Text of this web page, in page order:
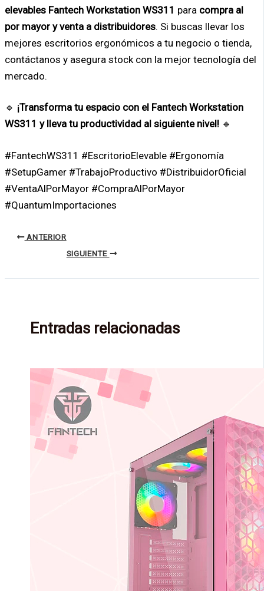
elevables Fantech Workstation WS311 para compra al
por mayor y venta a distribuidores. Si buscas llevar los
mejores escritorios ergonómicos a tu negocio o tienda,
contáctanos y asegura stock con la mejor tecnología del
mercado.
🔹 ¡Transforma tu espacio con el Fantech Workstation
WS311 y lleva tu productividad al siguiente nivel! 🔹
#FantechWS311 #EscritorioElevable #Ergonomía
#SetupGamer #TrabajoProductivo #DistribuidorOficial
#VentaAlPorMayor #CompraAlPorMayor
#QuantumImportaciones
ANTERIOR
SIGUIENTE
Entradas relacionadas